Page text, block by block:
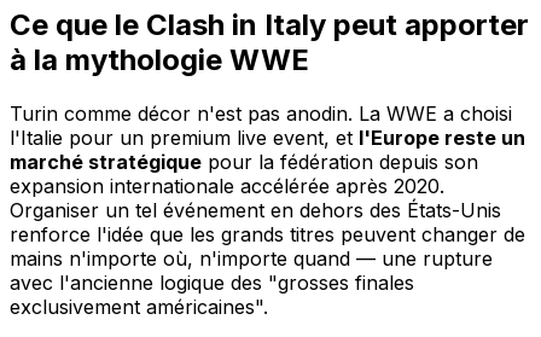
Ce que le Clash in Italy peut apporter
à la mythologie WWE
Turin comme décor n'est pas anodin. La WWE a choisi
l'Italie pour un premium live event, et l'Europe reste un
marché stratégique pour la fédération depuis son
expansion internationale accélérée après 2020.
Organiser un tel événement en dehors des États-Unis
renforce l'idée que les grands titres peuvent changer de
mains n'importe où, n'importe quand — une rupture
avec l'ancienne logique des "grosses finales
exclusivement américaines".